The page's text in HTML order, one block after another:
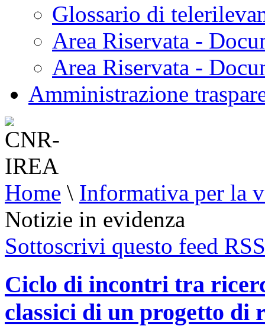
Glossario di
Area Riservata -
Area Riservata -
Amministrazione
Home \ Informativa per la
Notizie in evidenza
Sottoscrivi questo feed RSS
Ciclo di incontri tra
classici di un progetto di